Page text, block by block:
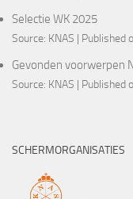
Selectie WK 2025
Source: KNAS Published
Gevonden voorwerpen
Source: KNAS Published
SCHERMORGANISATIES